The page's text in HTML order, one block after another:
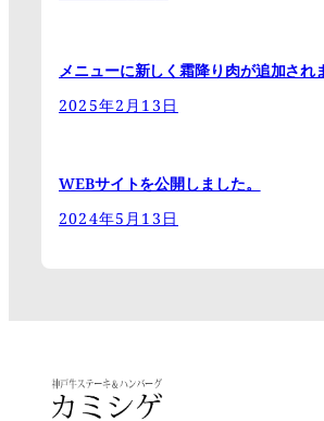
メニューに新しく霜降り肉が追加され
2025年2月13日
WEBサイトを公開しました。
2024年5月13日